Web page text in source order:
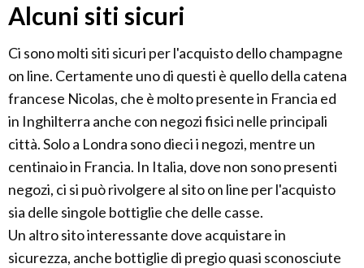
Alcuni siti sicuri
Ci sono molti siti sicuri per l'acquisto dello champagne
on line. Certamente uno di questi è quello della catena
francese Nicolas, che è molto presente in Francia ed
in Inghilterra anche con negozi fisici nelle principali
città. Solo a Londra sono dieci i negozi, mentre un
centinaio in Francia. In Italia, dove non sono presenti
negozi, ci si può rivolgere al sito on line per l'acquisto
sia delle singole bottiglie che delle casse.
Un altro sito interessante dove acquistare in
sicurezza, anche bottiglie di pregio quasi sconosciute